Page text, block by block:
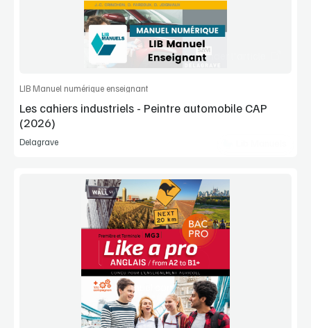
Commander l'article
LIB Manuel numérique enseignant
Les cahiers industriels - Peintre automobile CAP
(2026)
Delagrave
Bientôt disponible
Manuel complet